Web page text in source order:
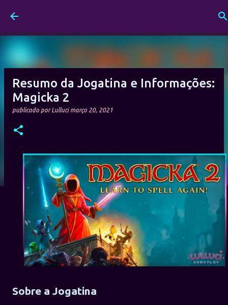
Resumo da Jogatina e Informações:
Magicka 2
publicado porLulluci março 20, 2021
Sobre a Jogatina